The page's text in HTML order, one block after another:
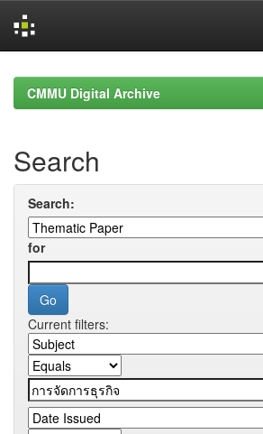
navigationCMMU Digital Archive
Search
Search:
for
Current filters: